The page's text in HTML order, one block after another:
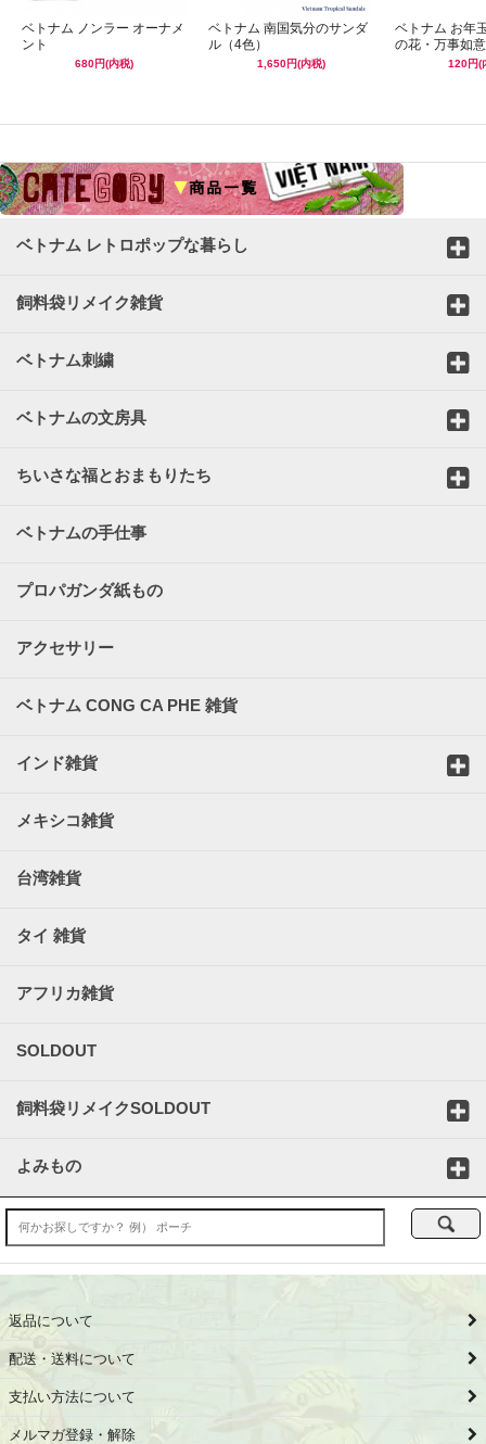
ベトナム ノンラー オーナメ
ント
680円(内税)
ベトナム 南国気分のサンダ
ル（4色）
1,650円(内税)
ベトナム お年
の花・万事如意
120円(
ベトナム レトロポップな暮らし
飼料袋リメイク雑貨
ベトナム刺繍
ベトナムの文房具
ちいさな福とおまもりたち
ベトナムの手仕事
プロパガンダ紙もの
アクセサリー
ベトナム CONG CA PHE 雑貨
インド雑貨
メキシコ雑貨
台湾雑貨
タイ 雑貨
アフリカ雑貨
SOLDOUT
飼料袋リメイクSOLDOUT
よみもの
返品について
配送・送料について
支払い方法について
メルマガ登録・解除